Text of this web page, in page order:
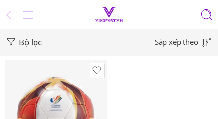
Bộ lọc Sắp xếp theo